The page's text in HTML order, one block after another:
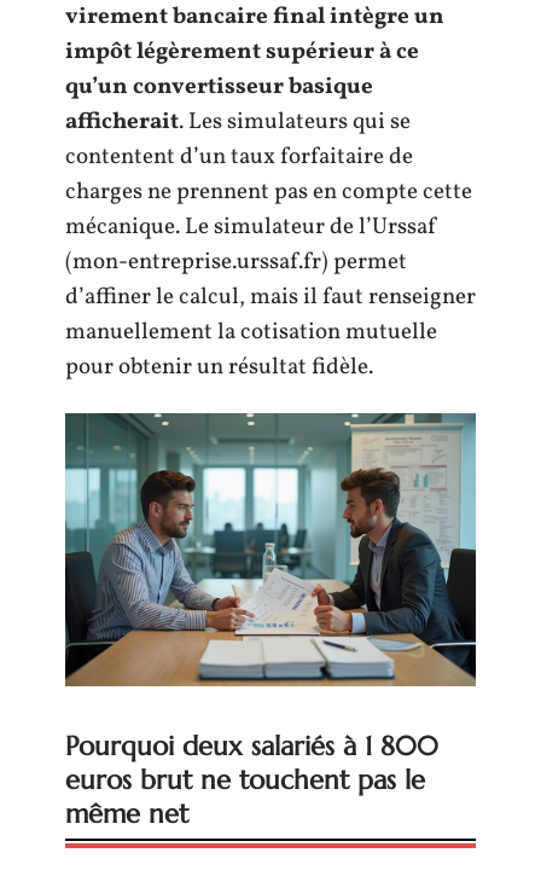
virement bancaire final intègre un
impôt légèrement supérieur à ce
qu’un convertisseur basique
afficherait. Les simulateurs qui se
contentent d’un taux forfaitaire de
charges ne prennent pas en compte cette
mécanique. Le simulateur de l’Urssaf
(mon-entreprise.urssaf.fr) permet
d’affiner le calcul, mais il faut renseigner
manuellement la cotisation mutuelle
pour obtenir un résultat fidèle.
Pourquoi deux salariés à 1 800
euros brut ne touchent pas le
même net